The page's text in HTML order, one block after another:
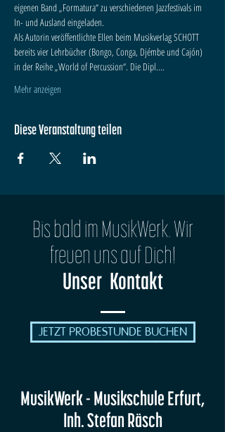
eigenen Band „Formatura“ zu verschiedenen Jazzfestivals im
In- und Ausland eingeladen.
Als Autorin veröffentlichte Ellen beim Musikverlag SCHOTT
bereits vier Lehrbücher (Bongo, Conga, Djémbe und Cajón)
in der Reihe „World of Percussion“. Die Dipl.…
Mehr anzeigen
Diese Veranstaltung teilen
Bis bald im MusikWerk. Wir
freuen uns auf Dich!
Unser Kontakt
JETZT PROBESTUNDE BUCHEN
MusikWerk - Musikschule Erfurt,
Inh. Stefan Räsch